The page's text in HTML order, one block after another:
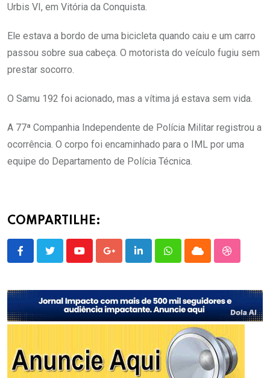
Urbis VI, em Vitória da Conquista.
Ele estava a bordo de uma bicicleta quando caiu e um carro
passou sobre sua cabeça. O motorista do veículo fugiu sem
prestar socorro.
O Samu 192 foi acionado, mas a vítima já estava sem vida.
A 77ª Companhia Independente de Polícia Militar registrou a
ocorrência. O corpo foi encaminhado para o IML por uma
equipe do Departamento de Polícia Técnica.
COMPARTILHE:
YoutubeGoogle+LinkedInWhatsappCloud